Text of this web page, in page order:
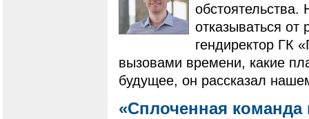
обстоятельства.
отказываться от
гендиректор ГК
вызовами времени, какие
будущее, он рассказал
«Сплоченная